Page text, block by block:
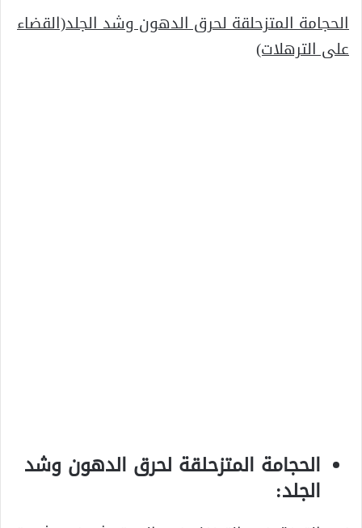
الحجامة المتزحلقة لحرق الدهون وشد الجلد(القضاء
على الترهلات)
الحجامة المتزحلقة لحرق الدهون وشد
الجلد: